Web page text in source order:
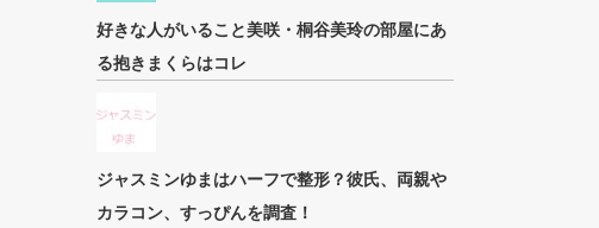
好きな人がいること美咲・桐谷美玲の部屋にあ
る抱きまくらはコレ
ジャスミンゆまはハーフで整形？彼氏、両親や
カラコン、すっぴんを調査！